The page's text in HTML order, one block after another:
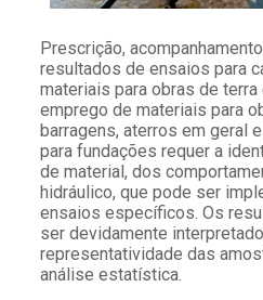
Prescrição,
resultados de ensaios para
materiais para obras de terra
emprego de materiais para
barragens, aterros em geral
para fundações requer a
de material, dos
hidráulico, que pode ser
ensaios específicos. Os
ser devidamente
representatividade das
análise estatística.